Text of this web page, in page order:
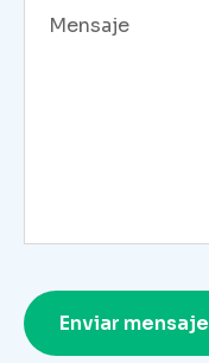
Enviar mensaje